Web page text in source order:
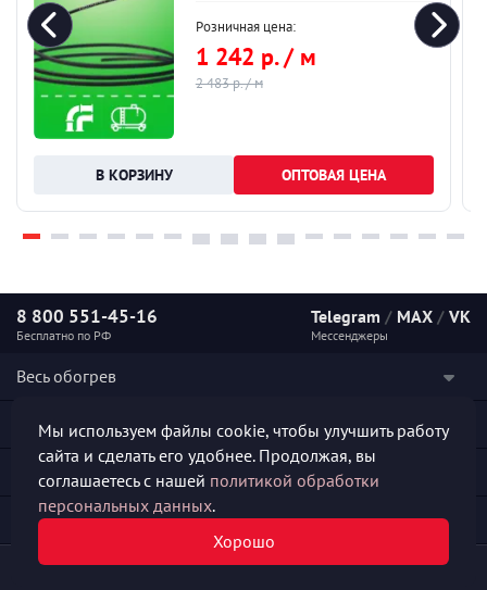
Розничная цена:
1 242 р. / м
2 483 р. / м
ОПТОВАЯ ЦЕНА
8 800 551-45-16
Бесплатно по РФ
Telegram / MAX / VK
Мессенджеры
Весь обогрев
Наши услуги
Полезная информация
Мы используем файлы cookie, чтобы улучшить работу
сайта и сделать его удобнее. Продолжая, вы
соглашаетесь с нашей политикой обработки
персональных данных.
Хорошо